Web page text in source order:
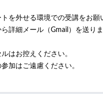
を外せる環境での受講をお願
ら詳細メール（Gmail）を送り
はお控えください。
加はご遠慮ください。